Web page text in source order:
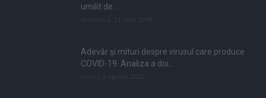
umilit de...
Adevăr și mituri despre virusul care produce
COVID-19. Analiza a doi...